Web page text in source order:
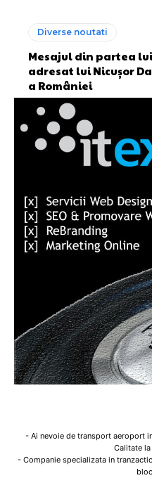
Diverse noutati
Mesajul din partea
adresat lui Nicușor
a României
- Ai nevoie de transport aeroport
Calitate
- Companie specializata in